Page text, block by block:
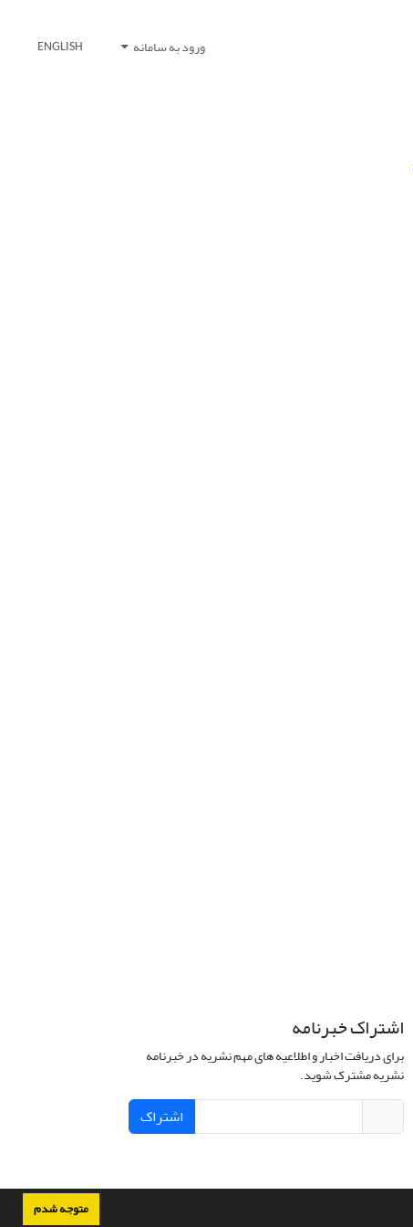
متوجه شدم
ورود به سامانه ENGLISH
اشتراک خبرنامه
برای دریافت اخبار و اطلاعیه های مهم نشریه در خبرنامه
نشریه مشترک شوید.
اشتراک